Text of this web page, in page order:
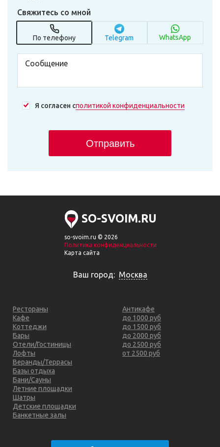
Свяжитесь со мной
По телефону Telegram WhatsApp
Я согласен сполитикой конфиденциальности
Отправить
SO-SVOIM.RU
so-svoim.ru © 2026
Политика конфиденциальности
Карта сайта
Ваш город: Москва
Рестораны
Кафе
Коттеджи
Бары
Отели/Гостиницы
Лофты
Веранды/Террасы
Базы отдыха
Бани/Сауны
Летние площадки
Шатры
Детские площадки
Банкетные залы
Антикафе
до 1000 руб
до 1500 руб
до 2000 руб
до 2500 руб
от 2500 руб